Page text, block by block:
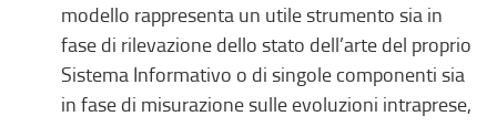
modello rappresenta un utile strumento sia in
fase di rilevazione dello stato dell’arte del proprio
Sistema Informativo o di singole componenti sia
in fase di misurazione sulle evoluzioni intraprese,